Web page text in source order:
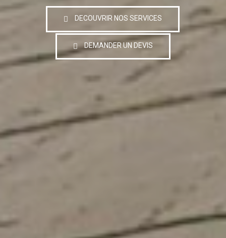
DECOUVRIR NOS SERVICES
DEMANDER UN DEVIS